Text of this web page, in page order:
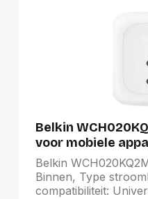
Belkin
voor mobiele
Wit AC Snel
Belkin
Binnen, Type
compatibiliteit: